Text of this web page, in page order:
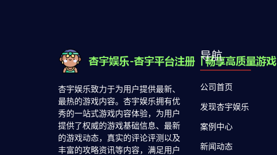
杏宇娱乐致力于为用户提供最新、
最热的游戏内容。杏宇娱乐拥有优
秀的一站式游戏内容体验，为用户
提供了权威的游戏基础信息、最新
的游戏动态，真实的评论评测以及
丰富的攻略资讯等内容，满足用户
导航
公司首页
发现杏宇娱乐
案例中心
新闻动态